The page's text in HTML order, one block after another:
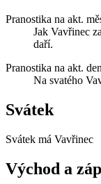
Pranostika na akt.
Jak Vavřinec
daří.
Pranostika na akt. den
Na svatého
Svátek
Svátek má Vavřinec
Východ a